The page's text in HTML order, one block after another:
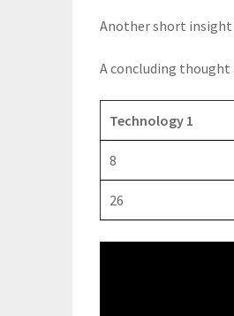
Another short insight
A concluding
Technology 1
8
26